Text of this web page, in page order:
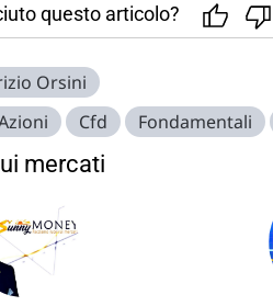
questo articolo?
Orsini
Cfd Fondamentali
mercati